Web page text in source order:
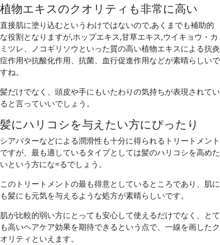
植物エキスのクオリティも非常に高い
直接肌に塗り込むというわけではないので,あくまでも補助的
な役割となりますが,ホップエキス,甘草エキス,ウイキョウ・カ
ミツレ、ノコギリソウといった質の高い植物エキスによる抗炎
症作用や抗酸化作用、抗菌、血行促進作用などが素晴らしいで
すね。
髪だけでなく、頭皮や手にもいたわりの気持ちが表現されてい
ると言っていいでしょう。
髪にハリコシを与えたい方にぴったり
シアバターなどによる潤滑性も十分に得られるトリートメント
ですが、 最も適しているタイプとしては髪のハリコシを高めた
いという方にな=るでしょう。
このトリートメントの最も得意としているところであり、肌に
も髪にも元気を与えるような処方が素晴らしいです。
肌が比較的弱い方にとっても安心して使えるだけでなく、 とて
も高いヘアケア効果を期待できるという点で、一線を画したク
オリティといえます。